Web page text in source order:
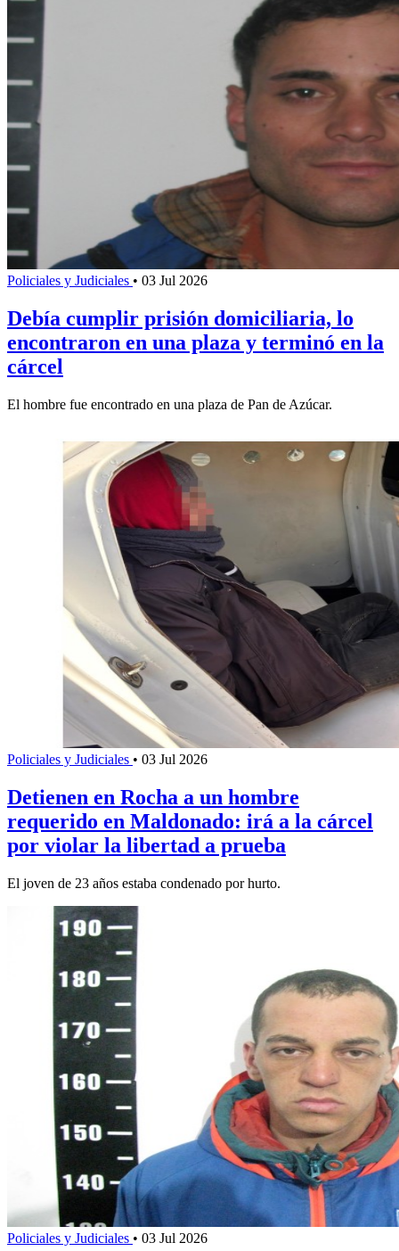
Policiales y Judiciales • 03 Jul 2026
Debía cumplir prisión domiciliaria, lo
encontraron en una plaza y terminó en la
cárcel
El hombre fue encontrado en una plaza de Pan de Azúcar.
Policiales y Judiciales • 03 Jul 2026
Detienen en Rocha a un hombre
requerido en Maldonado: irá a la cárcel
por violar la libertad a prueba
El joven de 23 años estaba condenado por hurto.
Policiales y Judiciales • 03 Jul 2026